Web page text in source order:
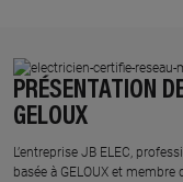
PRÉSENTATION
GELOUX
L’entreprise JB ELEC,
basée à GELOUX et